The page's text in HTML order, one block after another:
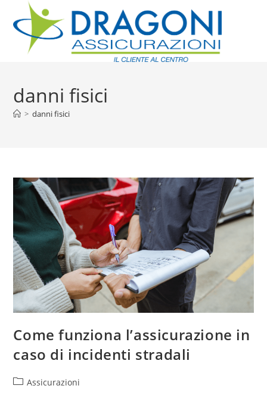
danni fisici
> danni fisici
Come funziona l’assicurazione in
caso di incidenti stradali
Assicurazioni